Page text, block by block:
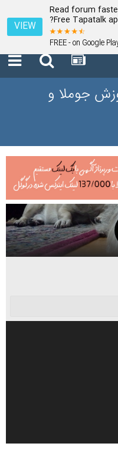
Read forum
Free Tapatalk
FREE - on Google
VIEW
جوملا و